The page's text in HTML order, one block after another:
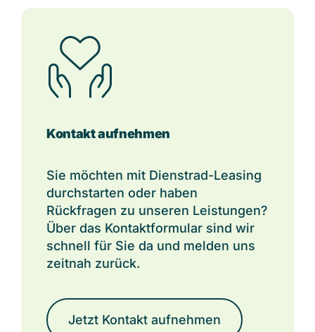
Kontakt aufnehmen
Sie möchten mit Dienstrad-Leasing
durchstarten oder haben
Rückfragen zu unseren Leistungen?
Über das Kontaktformular sind wir
schnell für Sie da und melden uns
zeitnah zurück.
Jetzt Kontakt aufnehmen